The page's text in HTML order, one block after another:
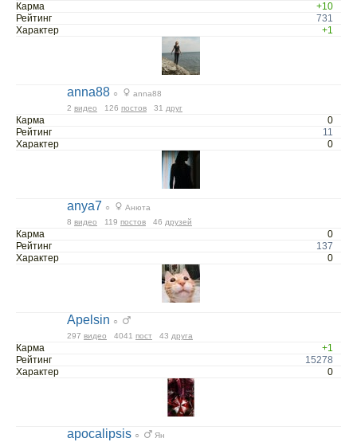
Карма
+10
Рейтинг
731
Характер
+1
anna88 ○
anna88
2 видео 126 постов 31 друг
Карма
0
Рейтинг
11
Характер
0
anya7 ○
Анюта
8 видео 119 постов 46 друзей
Карма
0
Рейтинг
137
Характер
0
Apelsin ○
297 видео 4041 пост 43 друга
Карма
+1
Рейтинг
15278
Характер
0
apocalipsis ○
Ян